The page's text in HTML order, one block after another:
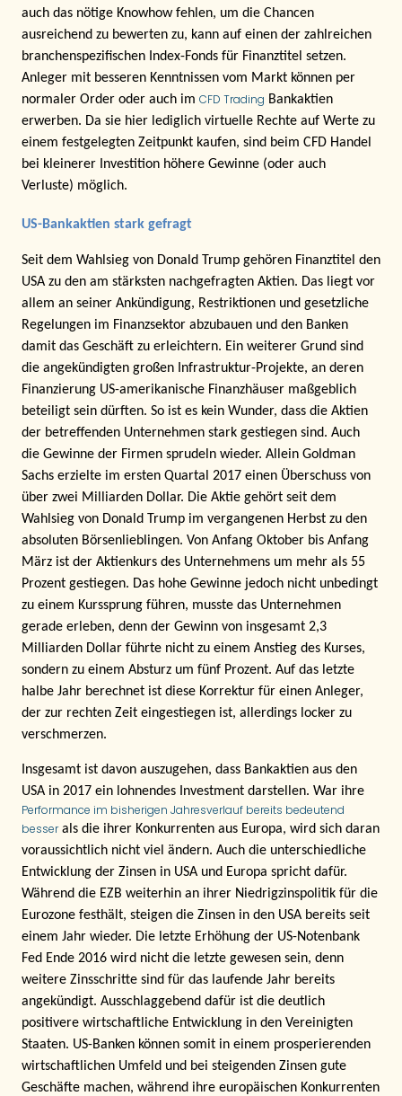
auch das nötige Knowhow fehlen, um die Chancen
ausreichend zu bewerten zu, kann auf einen der zahlreichen
branchenspezifischen Index-Fonds für Finanztitel setzen.
Anleger mit besseren Kenntnissen vom Markt können per
normaler Order oder auch im CFD Trading Bankaktien
erwerben. Da sie hier lediglich virtuelle Rechte auf Werte zu
einem festgelegten Zeitpunkt kaufen, sind beim CFD Handel
bei kleinerer Investition höhere Gewinne (oder auch
Verluste) möglich.
US-Bankaktien stark gefragt
Seit dem Wahlsieg von Donald Trump gehören Finanztitel den
USA zu den am stärksten nachgefragten Aktien. Das liegt vor
allem an seiner Ankündigung, Restriktionen und gesetzliche
Regelungen im Finanzsektor abzubauen und den Banken
damit das Geschäft zu erleichtern. Ein weiterer Grund sind
die angekündigten großen Infrastruktur-Projekte, an deren
Finanzierung US-amerikanische Finanzhäuser maßgeblich
beteiligt sein dürften. So ist es kein Wunder, dass die Aktien
der betreffenden Unternehmen stark gestiegen sind. Auch
die Gewinne der Firmen sprudeln wieder. Allein Goldman
Sachs erzielte im ersten Quartal 2017 einen Überschuss von
über zwei Milliarden Dollar. Die Aktie gehört seit dem
Wahlsieg von Donald Trump im vergangenen Herbst zu den
absoluten Börsenlieblingen. Von Anfang Oktober bis Anfang
März ist der Aktienkurs des Unternehmens um mehr als 55
Prozent gestiegen. Das hohe Gewinne jedoch nicht unbedingt
zu einem Kurssprung führen, musste das Unternehmen
gerade erleben, denn der Gewinn von insgesamt 2,3
Milliarden Dollar führte nicht zu einem Anstieg des Kurses,
sondern zu einem Absturz um fünf Prozent. Auf das letzte
halbe Jahr berechnet ist diese Korrektur für einen Anleger,
der zur rechten Zeit eingestiegen ist, allerdings locker zu
verschmerzen.
Insgesamt ist davon auszugehen, dass Bankaktien aus den
USA in 2017 ein lohnendes Investment darstellen. War ihre
Performance im bisherigen Jahresverlauf bereits bedeutend
besserals die ihrer Konkurrenten aus Europa, wird sich daran
voraussichtlich nicht viel ändern. Auch die unterschiedliche
Entwicklung der Zinsen in USA und Europa spricht dafür.
Während die EZB weiterhin an ihrer Niedrigzinspolitik für die
Eurozone festhält, steigen die Zinsen in den USA bereits seit
einem Jahr wieder. Die letzte Erhöhung der US-Notenbank
Fed Ende 2016 wird nicht die letzte gewesen sein, denn
weitere Zinsschritte sind für das laufende Jahr bereits
angekündigt. Ausschlaggebend dafür ist die deutlich
positivere wirtschaftliche Entwicklung in den Vereinigten
Staaten. US-Banken können somit in einem prosperierenden
wirtschaftlichen Umfeld und bei steigenden Zinsen gute
Geschäfte machen, während ihre europäischen Konkurrenten